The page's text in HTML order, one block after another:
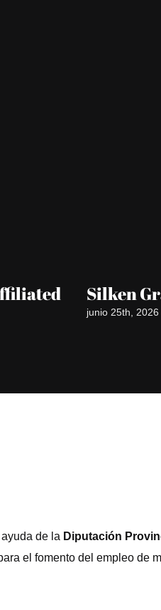
Silken
junio 25th, 2026
de la Diputación
el fomento del empleo de